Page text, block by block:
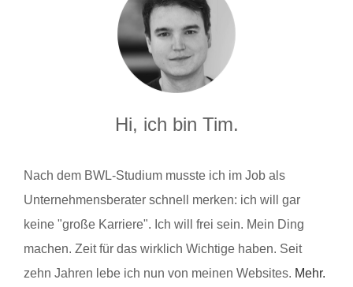
Hi, ich bin Tim.
Nach dem BWL-Studium musste ich im Job als
Unternehmensberater schnell merken: ich will gar
keine "große Karriere". Ich will frei sein. Mein Ding
machen. Zeit für das wirklich Wichtige haben. Seit
zehn Jahren lebe ich nun von meinen Websites. Mehr.